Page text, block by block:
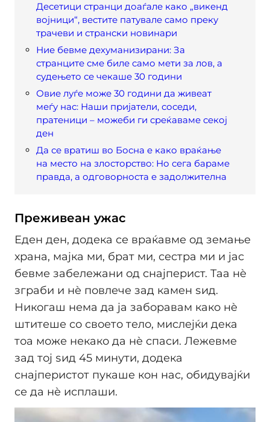
Десетици странци доаѓале како „викенд
војници“, вестите патувале само преку
трачеви и странски новинари
Ние бевме дехуманизирани: За
странците сме биле само мети за лов, а
судењето се чекаше 30 години
Овие луѓе може 30 години да живеат
меѓу нас: Наши пријатели, соседи,
пратеници – можеби ги среќаваме секој
ден
Да се вратиш во Босна е како враќање
на место на злосторство: Но сега бараме
правда, а одговорноста е задолжителна
Преживеан ужас
Еден ден, додека се враќавме од земање
храна, мајка ми, брат ми, сестра ми и јас
бевме забележани од снајперист. Таа нè
зграби и нè повлече зад камен ѕид.
Никогаш нема да ја заборавам како нè
штитеше со своето тело, мислејќи дека
тоа може некако да нè спаси. Лежевме
зад тој ѕид 45 минути, додека
снајперистот пукаше кон нас, обидувајќи
се да нè исплаши.